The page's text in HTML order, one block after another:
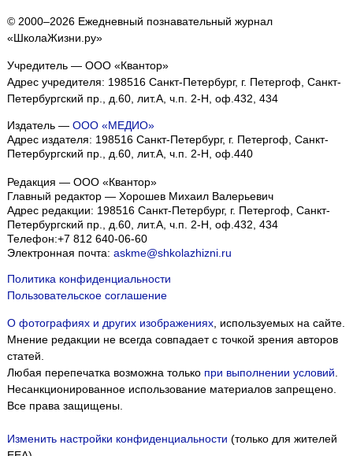
© 2000–2026 Ежедневный познавательный журнал
«ШколаЖизни.ру»
Учредитель — ООО «Квантор»
Адрес учредителя: 198516 Санкт-Петербург, г. Петергоф, Санкт-
Петербургский пр., д.60, лит.А, ч.п. 2-Н, оф.432, 434
Издатель — ООО «МЕДИО»
Адрес издателя: 198516 Санкт-Петербург, г. Петергоф, Санкт-
Петербургский пр., д.60, лит.А, ч.п. 2-Н, оф.440
Редакция — ООО «Квантор»
Главный редактор — Хорошев Михаил Валерьевич
Адрес редакции: 198516 Санкт-Петербург, г. Петергоф, Санкт-
Петербургский пр., д.60, лит.А, ч.п. 2-Н, оф.432, 434
Телефон:+7 812 640-06-60
Электронная почта: askme@shkolazhizni.ru
Политика конфиденциальности
Пользовательское соглашение
О фотографиях и других изображениях, используемых на сайте.
Мнение редакции не всегда совпадает с точкой зрения авторов
статей.
Любая перепечатка возможна только при выполнении условий.
Несанкционированное использование материалов запрещено.
Все права защищены.
Изменить настройки конфиденциальности (только для жителей